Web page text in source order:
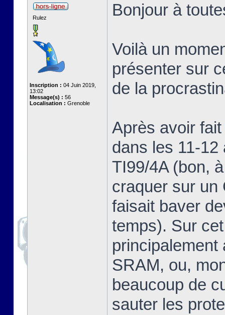
Rulez
Inscription : 04 Juin 2019,
13:02
Message(s) : 56
Localisation : Grenoble
Bonjour à
Voilà un
présenter sur
de la
Après avoir
dans les 11-
TI99/4A (bon,
craquer sur un
faisait baver
temps). Sur
principalement
SRAM, ou,
beaucoup de
sauter les